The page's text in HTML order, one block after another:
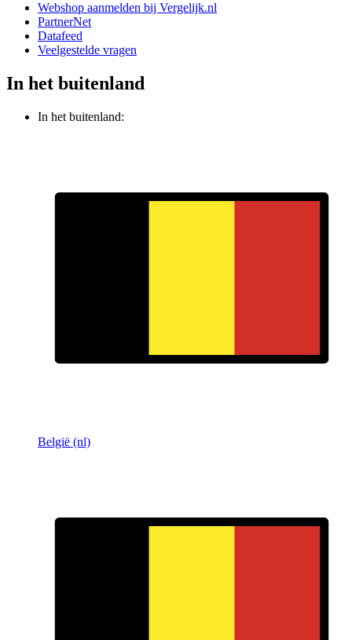
Webshop aanmelden bij Vergelijk.nl
PartnerNet
Datafeed
Veelgestelde vragen
In het buitenland
In het buitenland:
België (nl)